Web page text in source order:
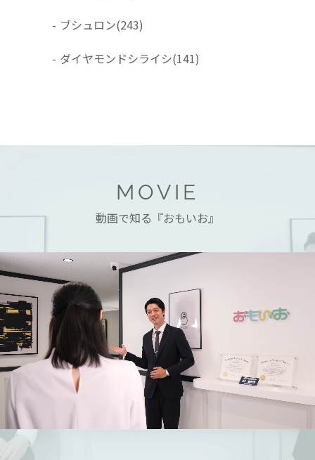
- ブシュロン(243)
- ダイヤモンドシライシ(141)
MOVIE
動画で知る『おもいお』